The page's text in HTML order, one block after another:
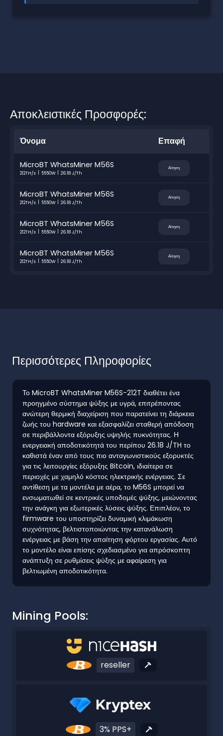
Αποκλειστικές Προσφορές:
Όνομα Επαφή
MicroBT WhatsMiner M56S
212TH/s 5550W 26.18 J/Th
Αίτηση
MicroBT WhatsMiner M56S
212TH/s 5550W 26.18 J/Th
Αίτηση
MicroBT WhatsMiner M56S
212TH/s 5550W 26.18 J/Th
Αίτηση
MicroBT WhatsMiner M56S
212TH/s 5550W 26.18 J/Th
Αίτηση
Περισσότερες Πληροφορίες
Το MicroBT WhatsMiner M56S-212T διαθέτει ένα
προηγμένο σύστημα ψύξης με υγρά, επιτρέποντας
ανώτερη θερμική διαχείριση που παρατείνει τη διάρκεια
ζωής του hardware και εξασφαλίζει σταθερή απόδοση
σε περιβάλλοντα εξόρυξης υψηλής πυκνότητας. Η
ενεργειακή αποδοτικότητά του περίπου 26.18 J/TH το
καθιστά έναν από τους πιο ανταγωνιστικούς εξορυκτές
για τις λειτουργίες εξόρυξης Bitcoin, ιδιαίτερα σε
περιοχές με χαμηλό κόστος ηλεκτρικής ενέργειας. Σε
αντίθεση με τα μοντέλα με αέρα, το M56S μπορεί να
ενσωματωθεί σε κεντρικές υποδομές ψύξης, μειώνοντας
την ανάγκη για εξωτερικές λύσεις ψύξης. Επιπλέον, το
firmware του υποστηρίζει δυναμική κλιμάκωση
συχνότητας, βελτιστοποιώντας την κατανάλωση
ενέργειας με βάση την απαίτηση φόρτου εργασίας. Αυτό
το μοντέλο είναι επίσης σχεδιασμένο για απρόσκοπτη
ανάπτυξη σε ρυθμίσεις ψύξης με αφαίρεση για
βελτιωμένη αποδοτικότητα.
Mining Pools:
reseller
3% PPS+